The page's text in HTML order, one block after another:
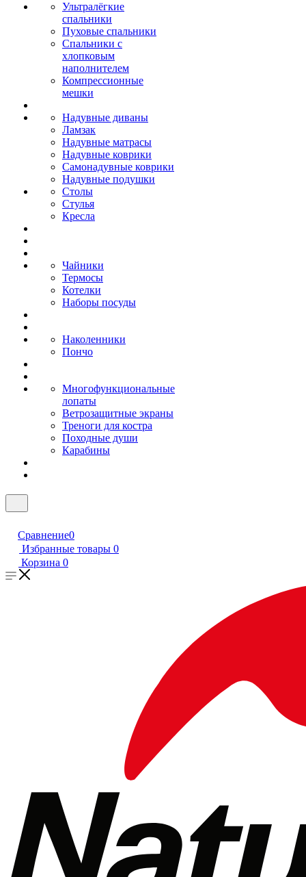
Ультралёгкие
спальники
Пуховые спальники
Спальники с
хлопковым
наполнителем
Компрессионные
мешки
Надувные диваны
Ламзак
Надувные матрасы
Надувные коврики
Самонадувные коврики
Надувные подушки
Столы
Стулья
Кресла
Чайники
Термосы
Котелки
Наборы посуды
Наколенники
Пончо
Многофункциональные
лопаты
Ветрозащитные экраны
Треноги для костра
Походные души
Карабины
Сравнение0
Избранные товары 0
Корзина 0